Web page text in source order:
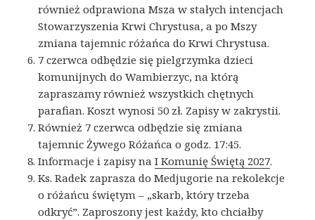
również odprawiona Msza w stałych intencjach
Stowarzyszenia Krwi Chrystusa, a po Mszy
zmiana tajemnic różańca do Krwi Chrystusa.
7 czerwca odbędzie się pielgrzymka dzieci
komunijnych do Wambierzyc, na którą
zapraszamy również wszystkich chętnych
parafian. Koszt wynosi 50 zł. Zapisy w zakrystii.
Również 7 czerwca odbędzie się zmiana
tajemnic Żywego Różańca o godz. 17:45.
Informacje i zapisy naI Komunię Świętą 2027.
Ks. Radek zaprasza do Medjugorie na rekolekcje
o różańcu świętym – „skarb, który trzeba
odkryć”. Zaproszony jest każdy, kto chciałby